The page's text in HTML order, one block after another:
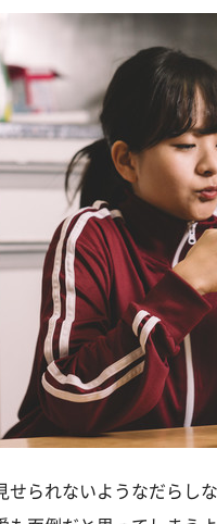
せられないようなだらし